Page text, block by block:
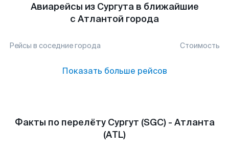
Авиарейсы из Сургута в ближайшие
с Атлантой города
Рейсы в соседние города Стоимость
Показать больше рейсов
Факты по перелёту Сургут (SGC) - Атланта
(ATL)